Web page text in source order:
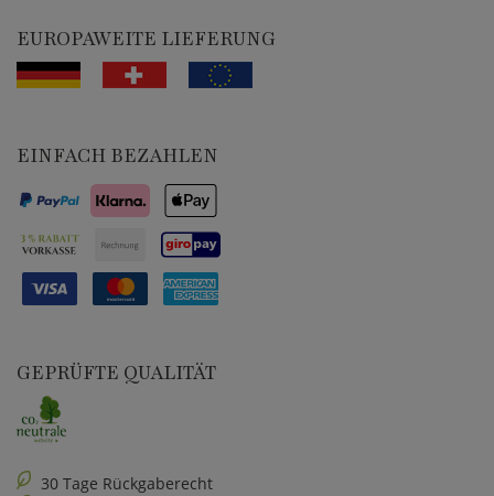
EUROPAWEITE LIEFERUNG
EINFACH BEZAHLEN
GEPRÜFTE QUALITÄT
30 Tage Rückgaberecht